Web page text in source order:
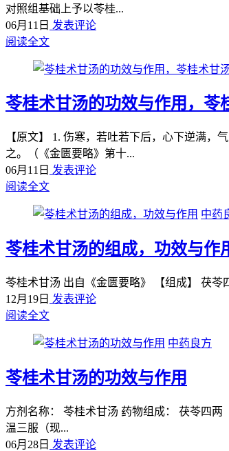
对照组基础上予以苓桂...
06月11日 发表评论
阅读全文
苓桂术甘汤的功效与作用，苓
【原文】 1. 伤寒，若吐若下后，心下逆满，
之。（《金匮要略》第十...
06月11日 发表评论
阅读全文
中药
苓桂术甘汤的组成，功效与作
苓桂术甘汤 出自《金匮要略》 【组成】 茯苓
12月19日 发表评论
阅读全文
中药良方
苓桂术甘汤的功效与作用
方剂名称： 苓桂术甘汤 药物组成： 茯苓四两
温三服（现...
06月28日 发表评论